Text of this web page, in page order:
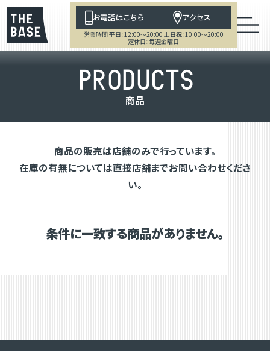
お電話はこちら アクセス
営業時間 平日：12:00～20:00 土日祝：10:00～20:00
定休日：毎週金曜日
PRODUCTS
商品
商品の販売は店舗のみで行っています。
在庫の有無については直接店舗までお問い合わせくださ
い。
条件に一致する商品がありません。